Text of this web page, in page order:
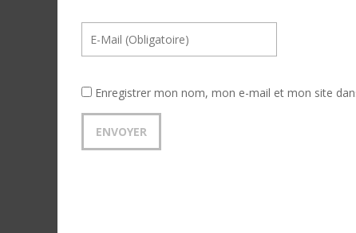
Enregistrer mon nom, mon e-mail et mon site